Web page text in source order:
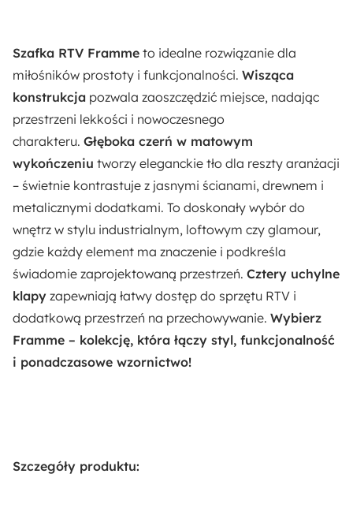
Płyta laminowana
Materiał korpusu:
Płyta laminowana
Sposób otwierania:
Na dół
Dostępne oświetlenie:
Nie
Odpowiedzialny wybór:
Wyprodukowano w Polsce
Zabezpieczenie obrzeży:
Obrzeża ABS
Funkcje:
Szafka RTV Framme to idealne rozwiązanie dla
miłośników prostoty i funkcjonalności. Wisząca
konstrukcja pozwala zaoszczędzić miejsce, nadając
przestrzeni lekkości i nowoczesnego
charakteru. Głęboka czerń w matowym
wykończeniu tworzy eleganckie tło dla reszty aranżacji
– świetnie kontrastuje z jasnymi ścianami, drewnem i
metalicznymi dodatkami. To doskonały wybór do
wnętrz w stylu industrialnym, loftowym czy glamour,
gdzie każdy element ma znaczenie i podkreśla
świadomie zaprojektowaną przestrzeń. Cztery uchylne
klapy zapewniają łatwy dostęp do sprzętu RTV i
dodatkową przestrzeń na przechowywanie. Wybierz
Framme – kolekcję, która łączy styl, funkcjonalność
i ponadczasowe wzornictwo!
Szczegóły produktu: